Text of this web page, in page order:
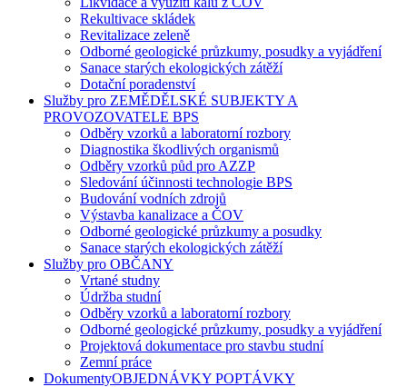
Rekultivace skládek
Revitalizace zeleně
Odborné geologické průzkumy, posudky a vyjádření
Sanace starých ekologických zátěží
Dotační poradenství
Služby pro ZEMĚDĚLSKÉ SUBJEKTY A
PROVOZOVATELE BPS
Odběry vzorků a laboratorní rozbory
Diagnostika škodlivých organismů
Odběry vzorků půd pro AZZP
Sledování účinnosti technologie BPS
Budování vodních zdrojů
Výstavba kanalizace a ČOV
Odborné geologické průzkumy a posudky
Sanace starých ekologických zátěží
Služby pro OBČANY
Vrtané studny
Údržba studní
Odběry vzorků a laboratorní rozbory
Odborné geologické průzkumy, posudky a vyjádření
Projektová dokumentace pro stavbu studní
Zemní práce
DokumentyOBJEDNÁVKY POPTÁVKY